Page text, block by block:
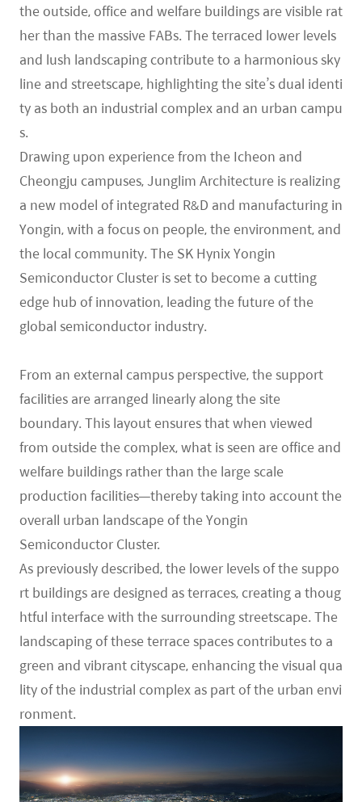
the outside, office and welfare buildings are visible rat
her than the massive FABs. The terraced lower levels
and lush landscaping contribute to a harmonious sky
line and streetscape, highlighting the site’s dual identi
ty as both an industrial complex and an urban campu
s.
Drawing upon experience from the Icheon and
Cheongju campuses, Junglim Architecture is realizing
a new model of integrated R&D and manufacturing in
Yongin, with a focus on people, the environment, and
the local community. The SK Hynix Yongin
Semiconductor Cluster is set to become a cutting
edge hub of innovation, leading the future of the
global semiconductor industry.
From an external campus perspective, the support
facilities are arranged linearly along the site
boundary. This layout ensures that when viewed
from outside the complex, what is seen are office and
welfare buildings rather than the large scale
production facilities—thereby taking into account the
overall urban landscape of the Yongin
Semiconductor Cluster.
As previously described, the lower levels of the suppo
rt buildings are designed as terraces, creating a thoug
htful interface with the surrounding streetscape. The
landscaping of these terrace spaces contributes to a
green and vibrant cityscape, enhancing the visual qua
lity of the industrial complex as part of the urban envi
ronment.